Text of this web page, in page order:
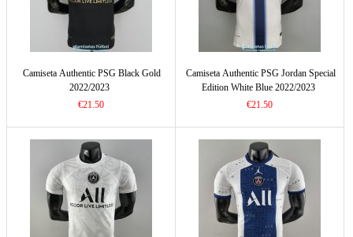
Camiseta Authentic PSG Black Gold
2022/2023
€21.50
Camiseta Authentic PSG Jordan Special
Edition White Blue 2022/2023
€21.50